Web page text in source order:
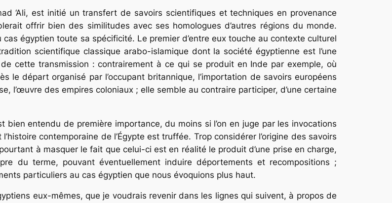
‘Ali, est initié un transfert de savoirs scientifiques et techniques en provenance
offrir bien des similitudes avec ses homologues d’autres régions du monde.
égyptien toute sa spécificité. Le premier d’entre eux touche au contexte culturel
scientifique classique arabo-islamique dont la société égyptienne est l’une
cette transmission : contrairement à ce qui se produit en Inde par exemple, où
le départ organisé par l’occupant britannique, l’importation de savoirs européens
l’œuvre des empires coloniaux ; elle semble au contraire participer, d’une certaine
entendu de première importance, du moins si l’on en juge par les invocations
contemporaine de l’Égypte est truffée. Trop considérer l’origine des savoirs
à masquer le fait que celui-ci est en réalité le produit d’une prise en charge,
du terme, pouvant éventuellement induire déportements et recompositions ;
particuliers au cas égyptien que nous évoquions plus haut.
eux-mêmes, que je voudrais revenir dans les lignes qui suivent, à propos de